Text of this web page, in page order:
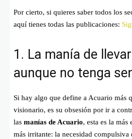
Por cierto, si quieres saber todos los
aquí tienes todas las publicaciones:
1. La manía de
aunque no tenga
Si hay algo que define a Acuario más
visionario, es su obsesión por ir a
las manías de Acuario, esta es la más
más irritante: la necesidad